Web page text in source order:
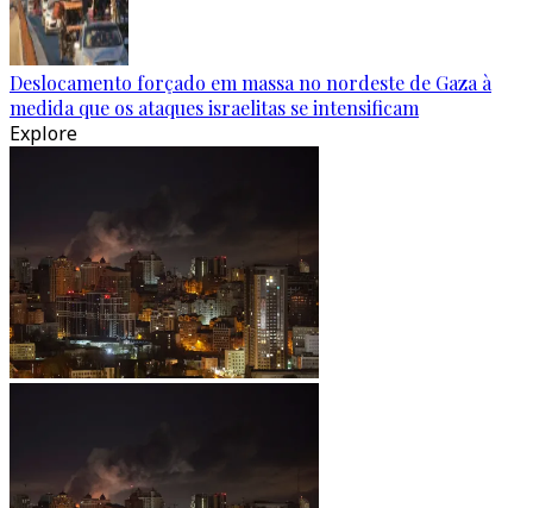
Deslocamento forçado em massa no nordeste de Gaza à
medida que os ataques israelitas se intensificam
Explore